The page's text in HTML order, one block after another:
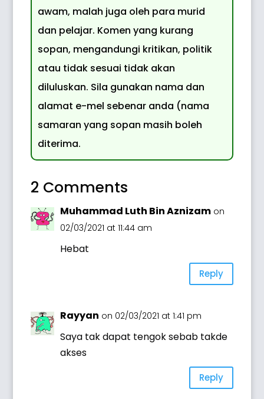
awam, malah juga oleh para murid
dan pelajar. Komen yang kurang
sopan, mengandungi kritikan, politik
atau tidak sesuai tidak akan
diluluskan. Sila gunakan nama dan
alamat e-mel sebenar anda (nama
samaran yang sopan masih boleh
diterima.
2 Comments
Muhammad Luth Bin Aznizam on
02/03/2021 at 11:44 am
Hebat
Reply
Rayyan on 02/03/2021 at 1:41 pm
Saya tak dapat tengok sebab takde
akses
Reply